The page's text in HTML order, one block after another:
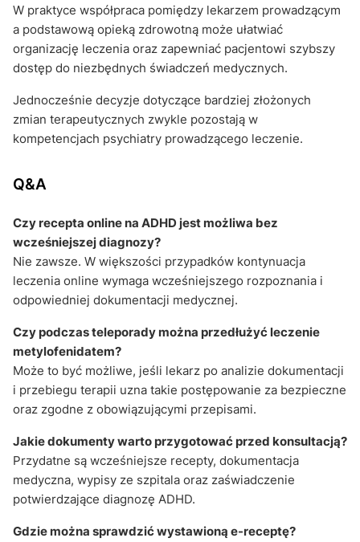
W praktyce współpraca pomiędzy lekarzem prowadzącym
a podstawową opieką zdrowotną może ułatwiać
organizację leczenia oraz zapewniać pacjentowi szybszy
dostęp do niezbędnych świadczeń medycznych.
Jednocześnie decyzje dotyczące bardziej złożonych
zmian terapeutycznych zwykle pozostają w
kompetencjach psychiatry prowadzącego leczenie.
Q&A
Czy recepta online na ADHD jest możliwa bez
wcześniejszej diagnozy?
Nie zawsze. W większości przypadków kontynuacja
leczenia online wymaga wcześniejszego rozpoznania i
odpowiedniej dokumentacji medycznej.
Czy podczas teleporady można przedłużyć leczenie
metylofenidatem?
Może to być możliwe, jeśli lekarz po analizie dokumentacji
i przebiegu terapii uzna takie postępowanie za bezpieczne
oraz zgodne z obowiązującymi przepisami.
Jakie dokumenty warto przygotować przed konsultacją?
Przydatne są wcześniejsze recepty, dokumentacja
medyczna, wypisy ze szpitala oraz zaświadczenie
potwierdzające diagnozę ADHD.
Gdzie można sprawdzić wystawioną e-receptę?